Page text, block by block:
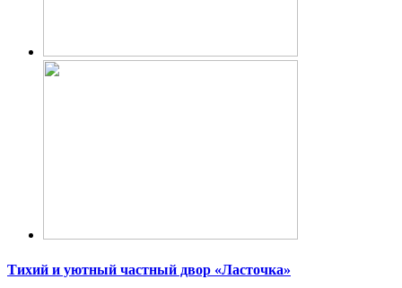
Тихий и уютный частный двор «Ласточка»